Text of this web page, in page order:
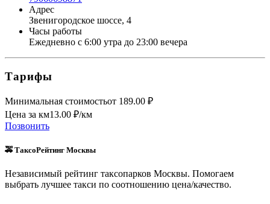
Адрес
Звенигородское шоссе, 4
Часы работы
Ежедневно с 6:00 утра до 23:00 вечера
Тарифы
Минимальная стоимостьот 189.00 ₽
Цена за км13.00 ₽/км
Позвонить
🚕 ТаксоРейтинг Москвы
Независимый рейтинг таксопарков Москвы. Помогаем
выбрать лучшее такси по соотношению цена/качество.